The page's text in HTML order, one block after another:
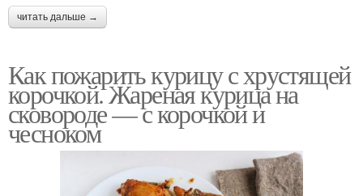
читать дальше →
Как пожарить курицу с хрустящей
корочкой. Жареная курица на
сковороде — с корочкой и
чесноком